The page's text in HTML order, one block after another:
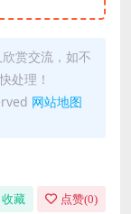
赏交流，如不
处理！
网站地图
收藏 点赞(0)